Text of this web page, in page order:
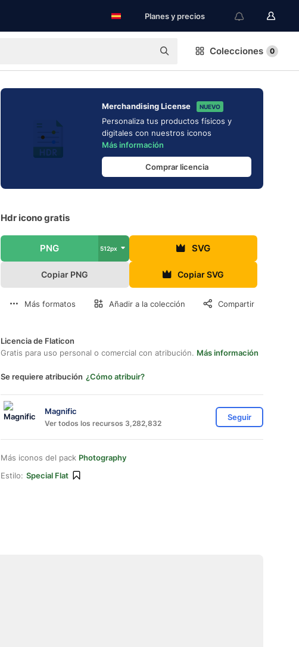
Planes y precios
Colecciones 0
Merchandising License NUEVO
Personaliza tus productos físicos y
digitales con nuestros iconos
Más información
Comprar licencia
Hdr icono gratis
PNG 512px SVG
Copiar PNG Copiar SVG
Más formatos Añadir a la colección Compartir
Licencia de Flaticon
Gratis para uso personal o comercial con atribución. Más información
Se requiere atribución ¿Cómo atribuir?
Magnific
Ver todos los recursos 3,282,832
Seguir
Más iconos del pack Photography
Estilo: Special Flat